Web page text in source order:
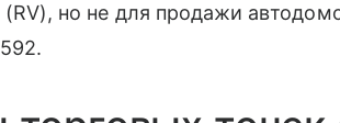
но не для продажи